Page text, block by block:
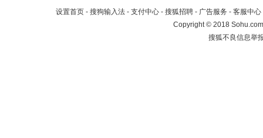
设置首页 - 搜狗输入法 - 支付中心 - 搜狐招聘 - 广告服务 - 客服中心
Copyright©2018
搜狐不良信息举